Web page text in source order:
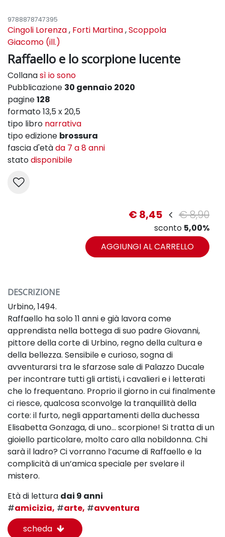
9788878747395
Cingoli Lorenza, Forti Martina,Scoppola
Giacomo (ill.)
Raffaello e lo scorpione lucente
Collanasì io sono
Pubblicazione 30 gennaio 2020
pagine128
formato 13,5 x 20,5
tipo libro narrativa
tipo edizione brossura
fascia d'etàda 7 a 8 anni
statodisponibile
€ 8,45 € 8,90
sconto 5,00%
AGGIUNGI AL CARRELLO
DESCRIZIONE
Urbino, 1494.
Raffaello ha solo 11 anni e già lavora come
apprendista nella bottega di suo padre Giovanni,
pittore della corte di Urbino, regno della cultura e
della bellezza. Sensibile e curioso, sogna di
avventurarsi tra le sfarzosesale di Palazzo Ducale
per incontrare tutti gli artisti, icavalieri e i letterati
che lo frequentano. Proprio il giorno in cui finalmente
ci riesce, qualcosasconvolge la tranquillità della
corte: il furto, negliappartamenti della duchessa
Elisabetta Gonzaga, di uno... scorpione! Si tratta di un
gioiello particolare, molto caro alla nobildonna. Chi
sarà il ladro? Ci vorranno l’acume di Raffaello e la
complicità diun’amica speciale per svelare il
mistero.
Età di lettura dai 9 anni
#amicizia, #arte, #avventura
scheda